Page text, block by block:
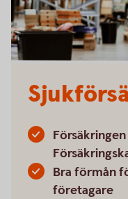
Bra förmån
företagare